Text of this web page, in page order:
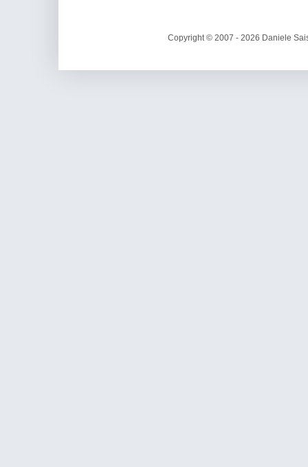
Copyright © 2007 - 2026 Daniele